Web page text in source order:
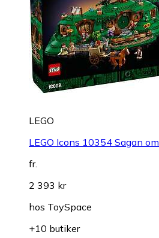
LEGO
LEGO Icons 10354 Sagan
fr.
2 393 kr
hos ToySpace
+10 butiker